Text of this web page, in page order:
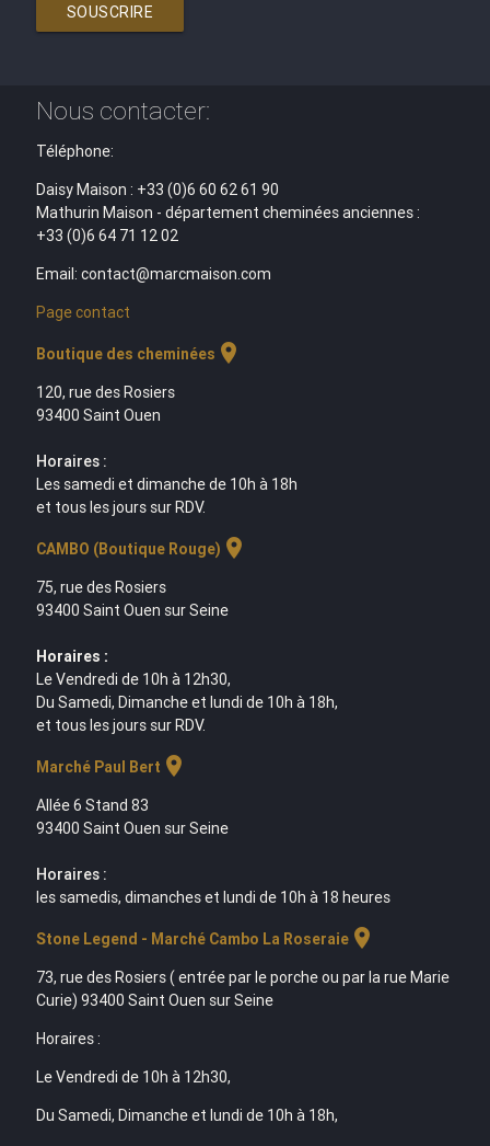
SOUSCRIRE
Nous contacter:
Téléphone:
Daisy Maison : +33 (0)6 60 62 61 90
Mathurin Maison - département cheminées anciennes :
+33 (0)6 64 71 12 02
Email: contact@marcmaison.com
Page contact
Boutique des cheminées location_on
120, rue des Rosiers
93400 Saint Ouen
Horaires :
Les samedi et dimanche de 10h à 18h
et tous les jours sur RDV.
CAMBO (Boutique Rouge) location_on
75, rue des Rosiers
93400 Saint Ouen sur Seine
Horaires :
Le Vendredi de 10h à 12h30,
Du Samedi, Dimanche et lundi de 10h à 18h,
et tous les jours sur RDV.
Marché Paul Bert location_on
Allée 6 Stand 83
93400 Saint Ouen sur Seine
Horaires :
les samedis, dimanches et lundi de 10h à 18 heures
Stone Legend - Marché Cambo La Roseraielocation_on
73, rue des Rosiers ( entrée par le porche ou par la rue Marie
Curie) 93400 Saint Ouen sur Seine
Horaires :
Le Vendredi de 10h à 12h30,
Du Samedi, Dimanche et lundi de 10h à 18h,